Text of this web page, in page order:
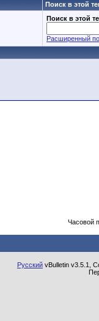
Поиск в этой
Поиск в этой
Расширенный
Часовой
Русский vBulletin v3.5.1,